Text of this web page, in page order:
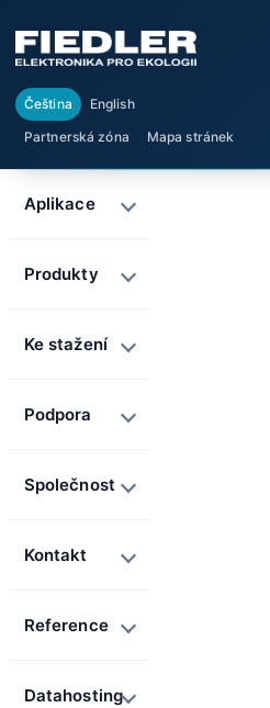
Čeština
English
Partnerská zóna
Mapa stránek
Aplikace
Produkty
Ke stažení
Podpora
Společnost
Kontakt
Reference
Datahosting